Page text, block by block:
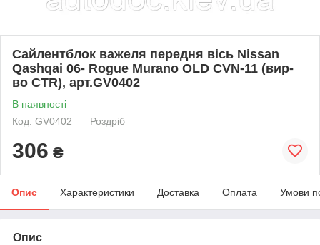
Сайлентблок важеля передня вісь Nissan
Qashqai 06- Rogue Murano OLD CVN-11 (вир-
во CTR), арт.GV0402
В наявності
Код: GV0402
Роздріб
306 ₴
Опис Характеристики Доставка Оплата Умови
Опис